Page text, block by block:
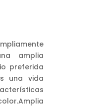
amplia
preferida
una vida